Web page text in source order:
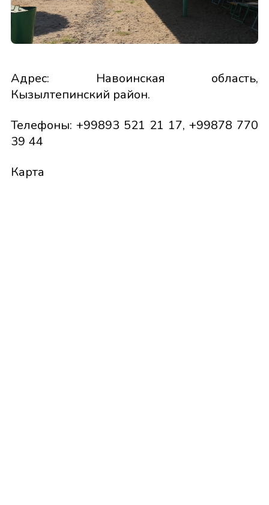
Адрес: Навоинская область,
Кызылтепинский район.
Телефоны: +99893 521 21 17, +99878 770
39 44
Карта